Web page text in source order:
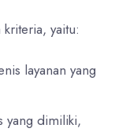
yaitu:
layanan yang
yang dimiliki,